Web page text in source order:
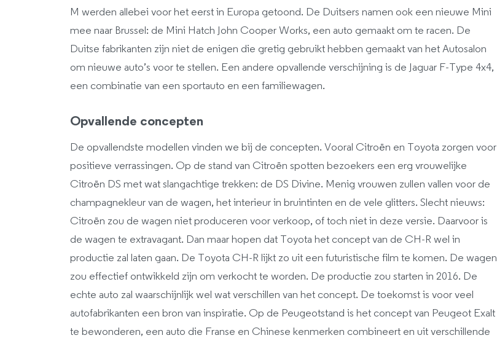
M werden allebei voor het eerst in Europa getoond. De Duitsers namen ook een nieuwe Mini
mee naar Brussel: de Mini Hatch John Cooper Works, een auto gemaakt om te racen. De
Duitse fabrikanten zijn niet de enigen die gretig gebruikt hebben gemaakt van het Autosalon
om nieuwe auto’s voor te stellen. Een andere opvallende verschijning is de Jaguar F-Type 4x4,
een combinatie van een sportauto en een familiewagen.
Opvallende concepten
De opvallendste modellen vinden we bij de concepten. Vooral Citroën en Toyota zorgen voor
positieve verrassingen. Op de stand van Citroën spotten bezoekers een erg vrouwelijke
Citroën DS met wat slangachtige trekken: de DS Divine. Menig vrouwen zullen vallen voor de
champagnekleur van de wagen, het interieur in bruintinten en de vele glitters. Slecht nieuws:
Citroën zou de wagen niet produceren voor verkoop, of toch niet in deze versie. Daarvoor is
de wagen te extravagant. Dan maar hopen dat Toyota het concept van de CH-R wel in
productie zal laten gaan. De Toyota CH-R lijkt zo uit een futuristische film te komen. De wagen
zou effectief ontwikkeld zijn om verkocht te worden. De productie zou starten in 2016. De
echte auto zal waarschijnlijk wel wat verschillen van het concept. De toekomst is voor veel
autofabrikanten een bron van inspiratie. Op de Peugeotstand is het concept van Peugeot Exalt
te bewonderen, een auto die Franse en Chinese kenmerken combineert en uit verschillende